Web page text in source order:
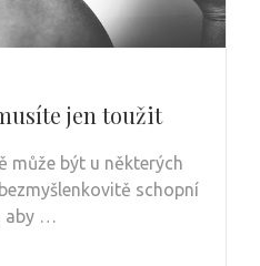
jen toužit
může být u některých
schopní
aby …